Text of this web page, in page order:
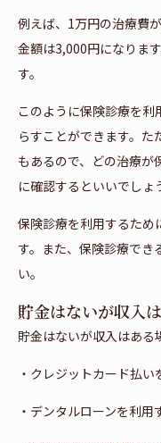
例えば、1万円の治療費
金額は3,000円になりま
す。
このように保険診療を
らすことができます。
もあるので、どの治療が
に確認するといいでしょ
保険診療を利用するため
す。また、保険診療でき
い。
貯金はないが収入
貯金はないが収入はある
・クレジットカード払い
・デンタルローンを利用